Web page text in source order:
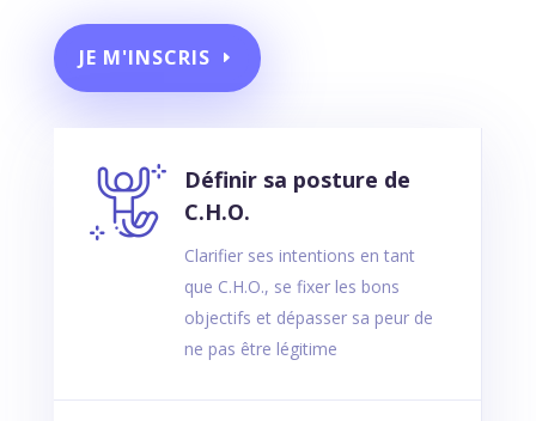
JE M'INSCRIS
Définir sa posture de
C.H.O.
Clarifier ses intentions en tant
que C.H.O., se fixer les bons
objectifs et dépasser sa peur de
ne pas être légitime